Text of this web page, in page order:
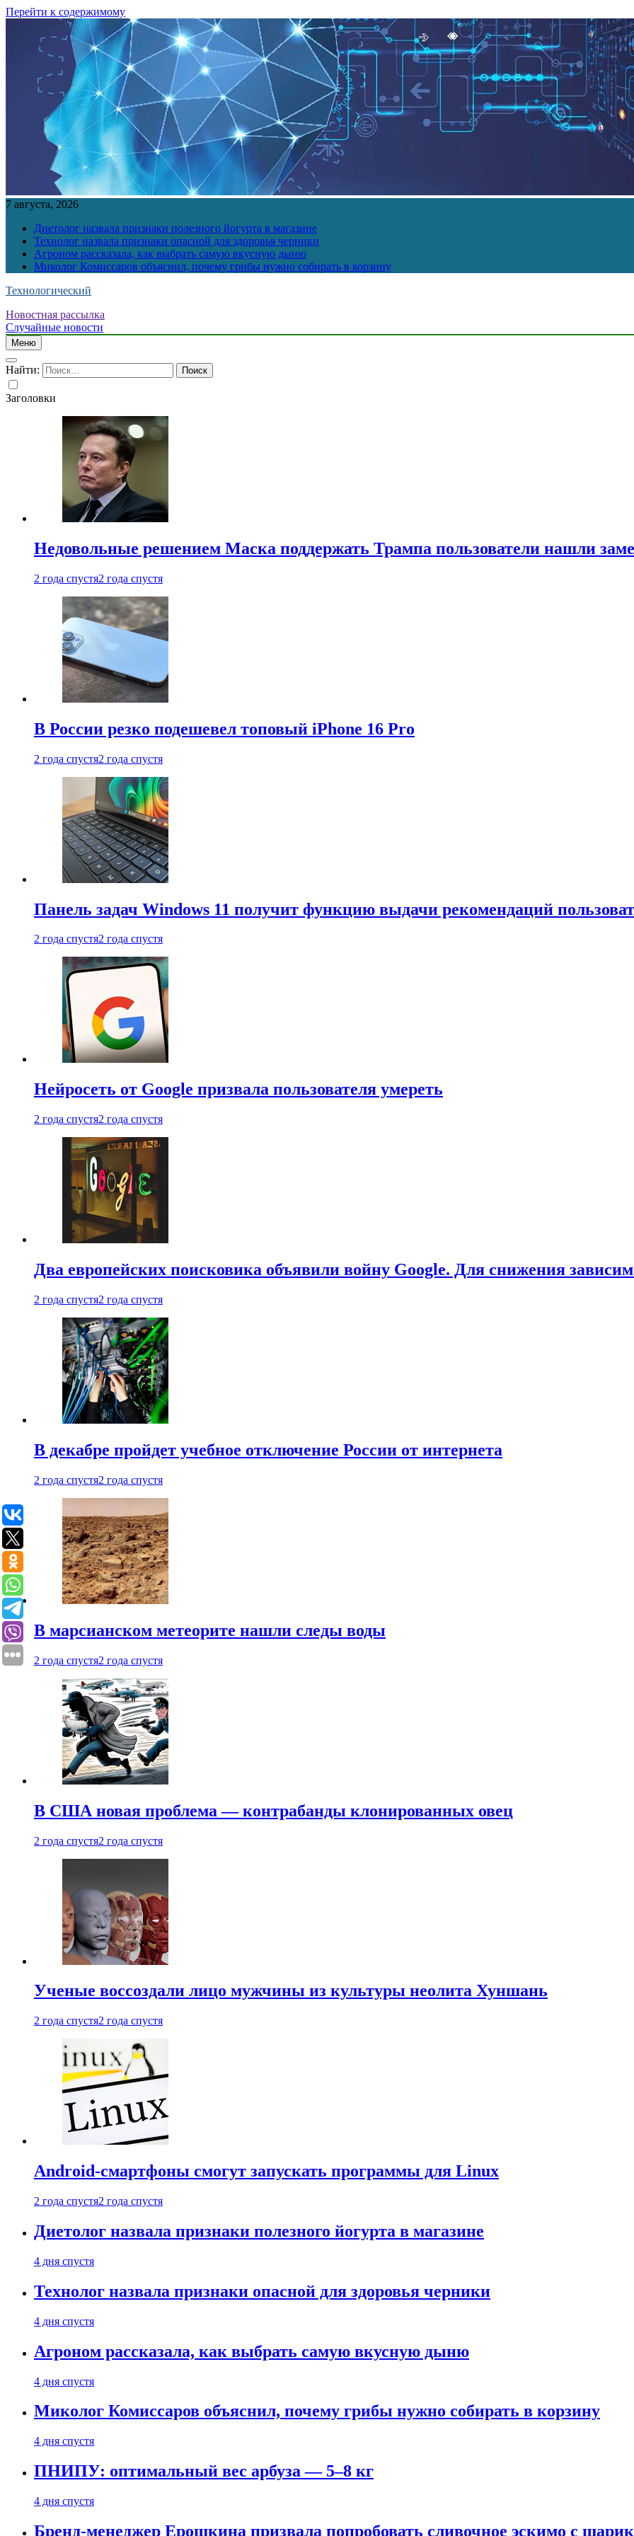
Перейти к содержимому
7 августа, 2026
Диетолог назвала признаки полезного йогурта в магазине
Технолог назвала признаки опасной для здоровья черники
Агроном рассказала, как выбрать самую вкусную дыню
Миколог Комиссаров объяснил, почему грибы нужно собирать в корзину
Технологический
Новостная рассылка
Случайные новости
Меню
Найти:
Заголовки
Недовольные решением Маска поддержать Трампа пользователи нашли
2 года спустя2 года спустя
В России резко подешевел топовый iPhone 16 Pro
2 года спустя2 года спустя
Панель задач Windows 11 получит функцию выдачи рекомендаций
2 года спустя2 года спустя
Нейросеть от Google призвала пользователя умереть
2 года спустя2 года спустя
Два европейских поисковика объявили войну Google. Для снижения
2 года спустя2 года спустя
В декабре пройдет учебное отключение России от интернета
2 года спустя2 года спустя
В марсианском метеорите нашли следы воды
2 года спустя2 года спустя
В США новая проблема — контрабанды клонированных овец
2 года спустя2 года спустя
Ученые воссоздали лицо мужчины из культуры неолита Хуншань
2 года спустя2 года спустя
Android-смартфоны смогут запускать программы для Linux
2 года спустя2 года спустя
Диетолог назвала признаки полезного йогурта в магазине
4 дня спустя
Технолог назвала признаки опасной для здоровья черники
4 дня спустя
Агроном рассказала, как выбрать самую вкусную дыню
4 дня спустя
Миколог Комиссаров объяснил, почему грибы нужно собирать в корзину
4 дня спустя
ПНИПУ: оптимальный вес арбуза — 5–8 кг
4 дня спустя
Бренд-менеджер Ерошкина призвала попробовать сливочное эскимо с